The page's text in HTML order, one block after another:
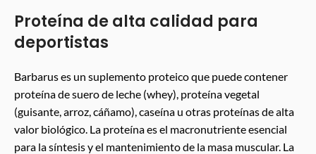
Proteína de alta calidad para
deportistas
Barbarus es un suplemento proteico que puede contener
proteína de suero de leche (whey), proteína vegetal
(guisante, arroz, cáñamo), caseína u otras proteínas de alta
valor biológico. La proteína es el macronutriente esencial
para la síntesis y el mantenimiento de la masa muscular. La